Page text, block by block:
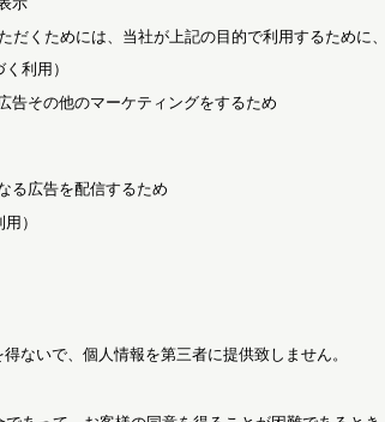
くためには、当社が上記の目的で利用するために
利用）
告その他のマーケティングをするため
る広告を配信するため
）
ないで、個人情報を第三者に提供致しません。